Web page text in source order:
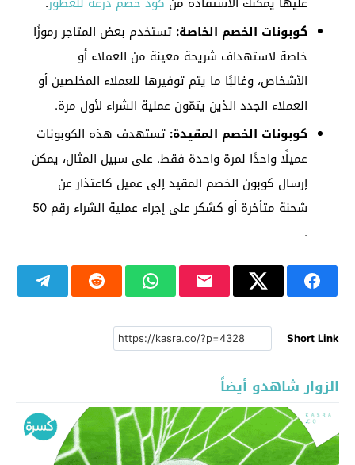
كوبونات الخصم الخاصة: تستخدم بعض المتاجر رموزًا
خاصة لاستهداف شريحة معينة من العملاء أو
الأشخاص، وغالبًا ما يتم توفيرها للعملاء المخلصين أو
العملاء الجدد الذين يتمّون عملية الشراء لأول مرة.
كوبونات الخصم المقيدة: تستهدف هذه الكوبونات
عميلًا واحدًا لمرة واحدة فقط. على سبيل المثال، يمكن
إرسال كوبون الخصم المقيد إلى عميل كاعتذار عن
شحنة متأخرة أو كشكر على إجراء عملية الشراء رقم 50
.
Short Link
الزوار شاهدو أيضاً